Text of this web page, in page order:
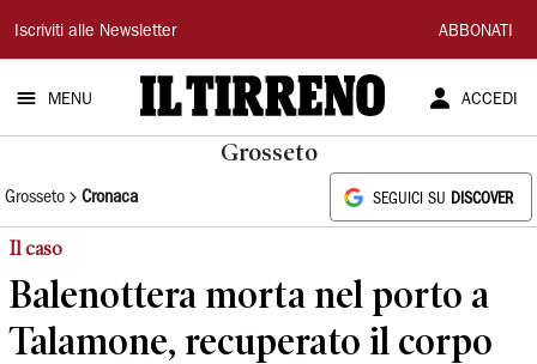
Il
Tirreno
Iscriviti alle Newsletter ABBONATI
MENU ACCEDI
Grosseto
Grosseto Cronaca SEGUICI SU DISCOVER
Il caso
Balenottera morta nel porto a
Talamone, recuperato il corpo